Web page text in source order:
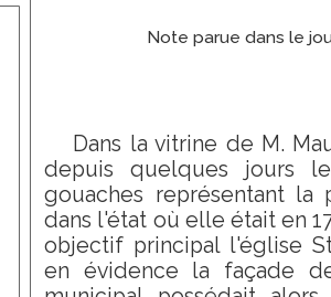
Note parue dans le
Dans la vitrine de M.
depuis quelques jours
gouaches représentant la
dans l'état où elle était en
objectif principal l'église
en évidence la façade